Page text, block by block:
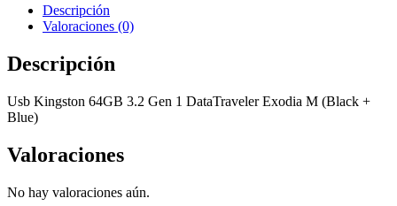
Descripción
Valoraciones (0)
Descripción
Usb Kingston 64GB 3.2 Gen 1 DataTraveler Exodia M (Black +
Blue)
Valoraciones
No hay valoraciones aún.